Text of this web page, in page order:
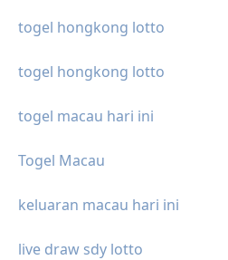
togel hongkong lotto
togel hongkong lotto
togel macau hari ini
Togel Macau
keluaran macau hari ini
live draw sdy lotto